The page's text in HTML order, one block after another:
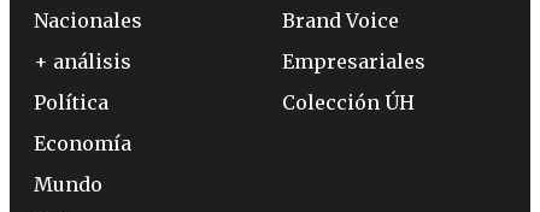
Nacionales
+ análisis
Política
Economía
Mundo
Brand Voice
Empresariales
Colección ÚH